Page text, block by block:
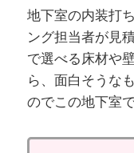
地下室の内装打
ング担当者が見
で選べる床材や
ら、面白そうな
のでこの地下室で